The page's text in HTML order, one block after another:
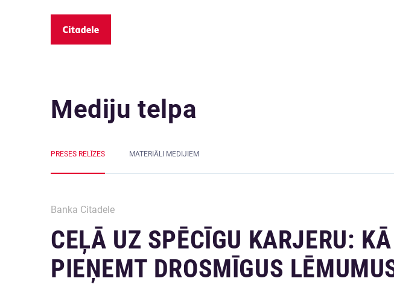
Mediju telpa
PRESES RELĪZES MATERIĀLI MEDIJIEM
Banka Citadele
CEĻĀ UZ SPĒCĪGU KARJERU:
PIEŅEMT DROSMĪGUS